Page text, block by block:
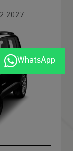
2027
WhatsApp